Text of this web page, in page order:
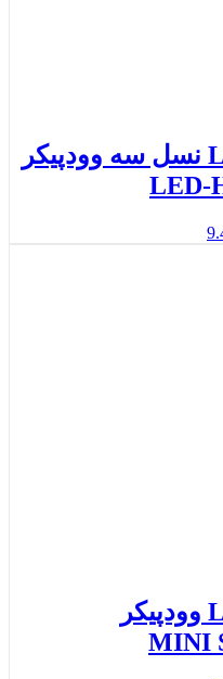
لایت کیور قلمی LED نسل سه وودپیکر
لایت کیور قلمی LED وودپیکر